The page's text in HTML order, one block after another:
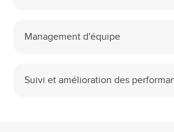
Management d'équipe
Suivi et amélioration des